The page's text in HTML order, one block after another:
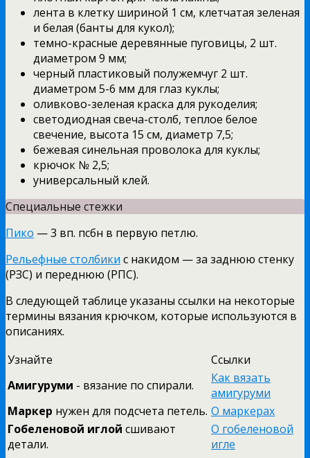
лента в клетку шириной 1 см, клетчатая зеленая
и белая (банты для кукол);
темно-красные деревянные пуговицы, 2 шт.
диаметром 9 мм;
черный пластиковый полужемчуг 2 шт.
диаметром 5-6 мм для глаз куклы;
оливково-зеленая краска для рукоделия;
светодиодная свеча-столб, теплое белое
свечение, высота 15 см, диаметр 7,5;
бежевая синельная проволока для куклы;
крючок № 2,5;
универсальный клей.
Специальные стежки
Пико — 3 вп. псбн в первую петлю.
Рельефные столбики с накидом — за заднюю стенку
(РЗС) и переднюю (РПС).
В следующей таблице указаны ссылки на некоторые
термины вязания крючком, которые используются в
описаниях.
Узнайте
Ссылки
Амигуруми - вязание по спирали.
Как вязать
амигуруми
Маркер нужен для подсчета петель. О маркерах
Гобеленовой иглой сшивают
детали.
О гобеленовой
игле